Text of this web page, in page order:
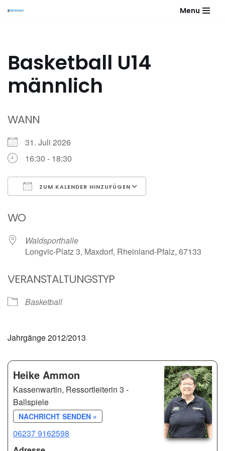
Menu
Basketball U14
männlich
WANN
31. Juli 2026
16:30 - 18:30
ZUM KALENDER HINZUFÜGEN
WO
Waldsporthalle
Longvic-Platz 3, Maxdorf, Rheinland-Pfalz, 67133
VERANSTALTUNGSTYP
Basketball
Jahrgänge 2012/2013
Heike Ammon
Kassenwartin, Ressortleiterin 3 -
Ballspiele
NACHRICHT SENDEN »
06237 9162598